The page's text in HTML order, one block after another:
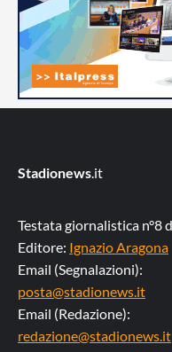
Stadionews.it
Testata giornalistica n°8
Editore: Ignazio Aragona
Email (Segnalazioni):
posta@stadionews.it
Email (Redazione):
redazione@stadionews.it